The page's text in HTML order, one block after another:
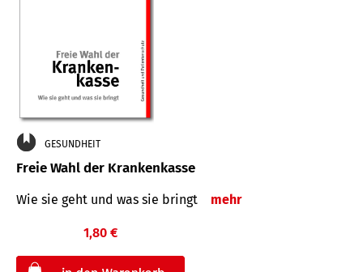
GESUNDHEIT
Freie Wahl der Krankenkasse
Wie sie geht und was sie bringt mehr
1,80 €